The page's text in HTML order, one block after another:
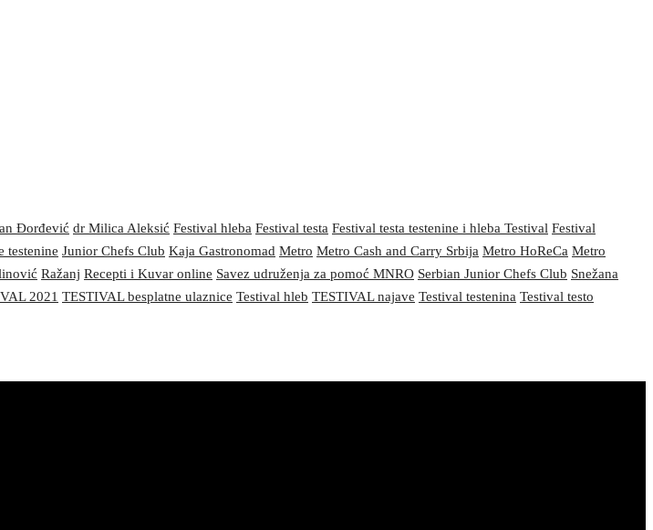
Đorđević dr Milica Aleksić Festival hleba Festival testa Festival testa testenine i hleba Testival Festival
testenine Junior Chefs Club Kaja Gastronomad Metro Metro Cash and Carry Srbija Metro HoReCa Metro
Ražanj Recepti i Kuvar online Savez udruženja za pomoć MNRO Serbian Junior Chefs Club Snežana
2021 TESTIVAL besplatne ulaznice Testival hleb TESTIVAL najave Testival testenina Testival testo